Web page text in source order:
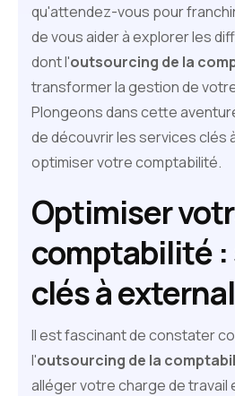
qu'attendez-vous pour
de vous aider à explorer les
dont l'outsourcing de la
transformer la gestion de
Plongeons dans cette
de découvrir les services clés
optimiser votre comptabilité.
Optimiser
comptabilité :
clés à
Il est fascinant de constater
l'outsourcing de la
alléger votre charge de travail